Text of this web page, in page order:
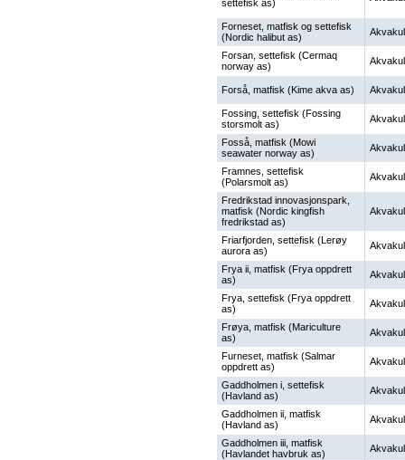
settefisk as)
Forneset, matfisk og settefisk
(Nordic halibut as)
Forsan, settefisk (Cermaq
norway as)
Forså, matfisk (Kime akva as)
Fossing, settefisk (Fossing
storsmolt as)
Fosså, matfisk (Mowi
seawater norway as)
Framnes, settefisk
(Polarsmolt as)
Fredrikstad innovasjonspark,
matfisk (Nordic kingfish
fredrikstad as)
Friarfjorden, settefisk (Lerøy
aurora as)
Frya ii, matfisk (Frya oppdrett
as)
Frya, settefisk (Frya oppdrett
as)
Frøya, matfisk (Mariculture
as)
Furneset, matfisk (Salmar
oppdrett as)
Gaddholmen i, settefisk
(Havland as)
Gaddholmen ii, matfisk
(Havland as)
Gaddholmen iii, matfisk
(Havlandet havbruk as)